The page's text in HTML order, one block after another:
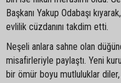
Başkanı Yakup Odabaşı
evlilik cüzdanını takdim etti.
Neşeli anlara sahne olan
misafirleriyle paylaştı. Yeni
bir ömür boyu mutluluklar